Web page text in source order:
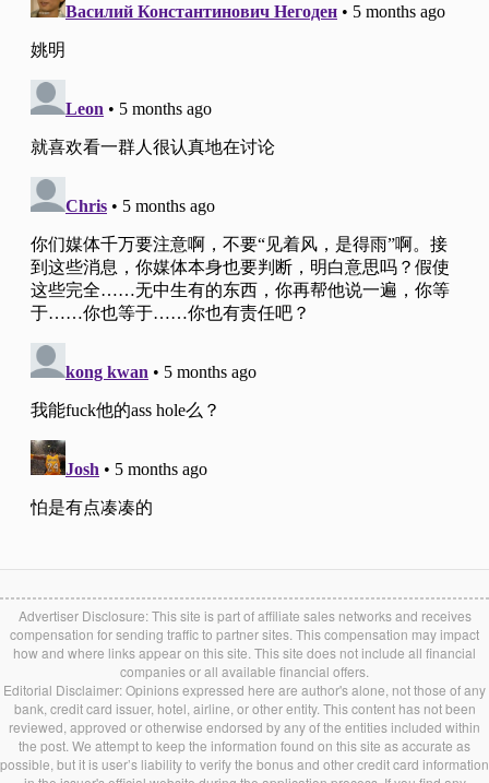
Advertiser Disclosure: This site is part of affiliate sales networks and receives
compensation for sending traffic to partner sites. This compensation may impact
how and where links appear on this site. This site does not include all financial
companies or all available financial offers.
Editorial Disclaimer: Opinions expressed here are author's alone, not those of any
bank, credit card issuer, hotel, airline, or other entity. This content has not been
reviewed, approved or otherwise endorsed by any of the entities included within
the post. We attempt to keep the information found on this site as accurate as
possible, but it is user’s liability to verify the bonus and other credit card information